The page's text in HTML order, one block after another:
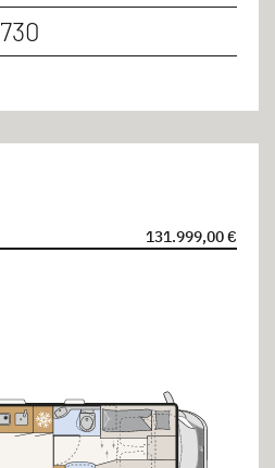
730
131.999,00 €